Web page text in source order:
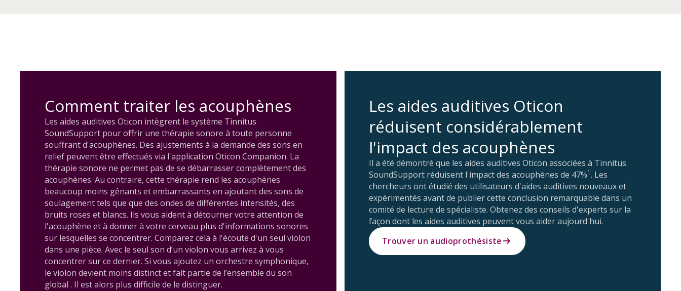
Comment traiter les acouphènes
Les aides auditives Oticon intègrent le système Tinnitus
SoundSupport pour offrir une thérapie sonore à toute personne
souffrant d'acouphènes. Des ajustements à la demande des sons en
relief peuvent être effectués via l'application Oticon Companion. La
thérapie sonore ne permet pas de se débarrasser complètement des
acouphènes. Au contraire, cette thérapie rend les acouphènes
beaucoup moins gênants et embarrassants en ajoutant des sons de
soulagement tels que que des ondes de différentes intensités, des
bruits roses et blancs. Ils vous aident à détourner votre attention de
l'acouphène et à donner à votre cerveau plus d'informations sonores
sur lesquelles se concentrer. Comparez cela à l'écoute d'un seul violon
dans une pièce. Avec le seul son d’un violon vous arrivez à vous
concentrer sur ce dernier. Si vous ajoutez un orchestre symphonique,
le violon devient moins distinct et fait partie de l’ensemble du son
global . Il est alors plus difficile de le distinguer.
Les aides auditives Oticon
réduisent considérablement
l'impact des acouphènes
Il a été démontré que les aides auditives Oticon associées à Tinnitus
SoundSupport réduisent l'impact des acouphènes de 47%1. Les
chercheurs ont étudié des utilisateurs d'aides auditives nouveaux et
expérimentés avant de publier cette conclusion remarquable dans un
comité de lecture de spécialiste. Obtenez des conseils d'experts sur la
façon dont les aides auditives peuvent vous aider aujourd'hui.
Trouver un audioprothésiste